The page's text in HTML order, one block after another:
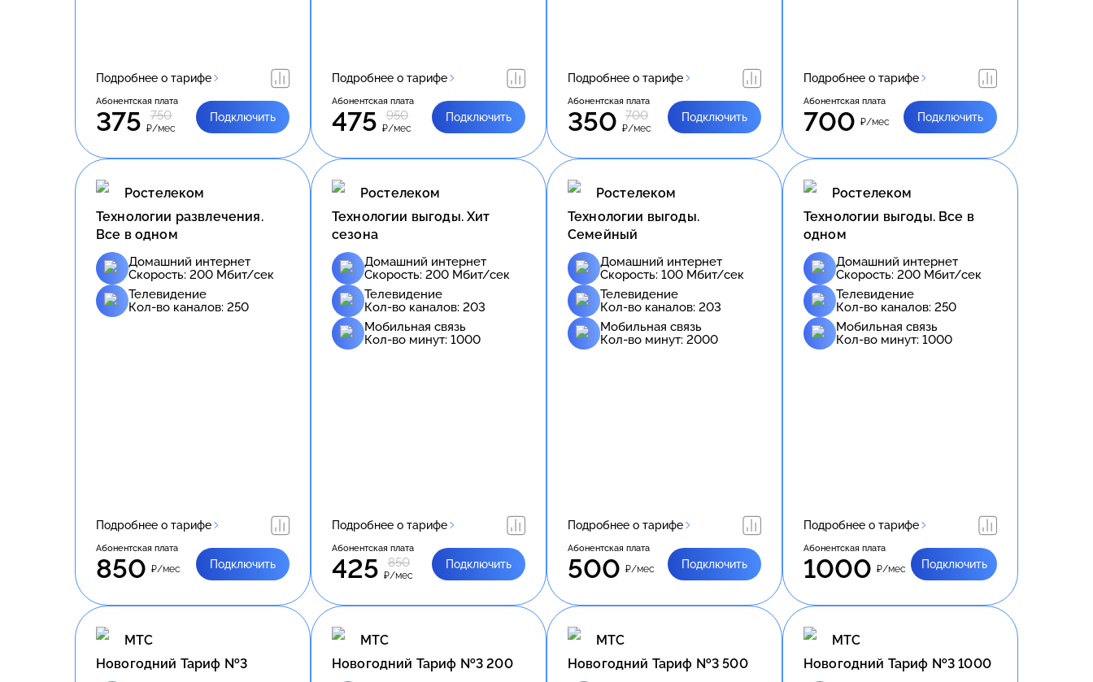
Подробнее о тарифе
Абонентская плата
375 750
₽/мес
Подключить
Подробнее о тарифе
Абонентская плата
475 950
₽/мес
Подключить
Подробнее о тарифе
Абонентская плата
350 700
₽/мес
Подключить
Подробнее о тарифе
Абонентская плата
700 ₽/мес Подключить
Ростелеком
Технологии развлечения.
Все в одном
Домашний интернет
Скорость: 200 Мбит/сек
Телевидение
Кол-во каналов: 250
Подробнее о тарифе
Абонентская плата
850 ₽/мес Подключить
Ростелеком
Технологии выгоды. Хит
сезона
Домашний интернет
Скорость: 200 Мбит/сек
Телевидение
Кол-во каналов: 203
Мобильная связь
Кол-во минут: 1000
Подробнее о тарифе
Абонентская плата
425 850
₽/мес
Подключить
Ростелеком
Технологии выгоды.
Семейный
Домашний интернет
Скорость: 100 Мбит/сек
Телевидение
Кол-во каналов: 203
Мобильная связь
Кол-во минут: 2000
Подробнее о тарифе
Абонентская плата
500 ₽/мес Подключить
Ростелеком
Технологии выгоды. Все в
одном
Домашний интернет
Скорость: 200 Мбит/сек
Телевидение
Кол-во каналов: 250
Мобильная связь
Кол-во минут: 1000
Подробнее о тарифе
Абонентская плата
1000 ₽/мес Подключить
МТС
Новогодний Тариф №3
МТС
Новогодний Тариф №3 200
МТС
Новогодний Тариф №3 500
МТС
Новогодний Тариф №3 1000